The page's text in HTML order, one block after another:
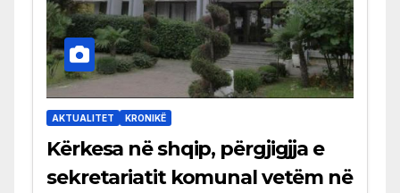
AKTUALITET KRONIKË
Kërkesa në shqip, përgjigjja e
sekretariatit komunal vetëm në